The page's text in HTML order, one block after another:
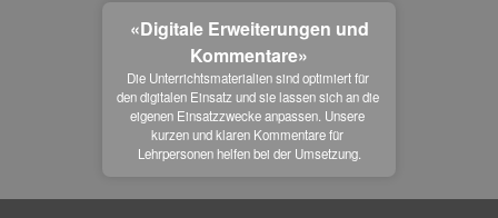
«Digitale Erweiterungen und
Kommentare»
Die Unterrichtsmaterialien sind optimiert für
den digitalen Einsatz und sie lassen sich an die
eigenen Einsatzzwecke anpassen. Unsere
kurzen und klaren Kommentare für
Lehrpersonen helfen bei der Umsetzung.